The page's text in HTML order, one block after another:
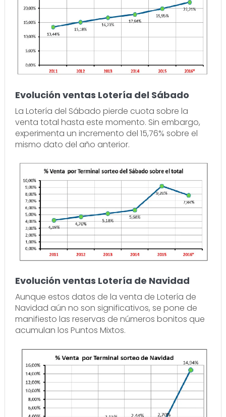
Evolución ventas Lotería del Sábado
La Lotería del Sábado pierde cuota sobre la
venta total hasta este momento. Sin embargo,
experimenta un incremento del 15,76% sobre el
mismo dato del año anterior.
Evolución ventas Lotería de Navidad
Aunque estos datos de la venta de Lotería de
Navidad aún no son significativos, se pone de
manifiesto las reservas de números bonitos que
acumulan los Puntos Mixtos.